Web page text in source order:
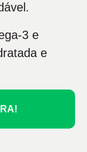
3 e
e